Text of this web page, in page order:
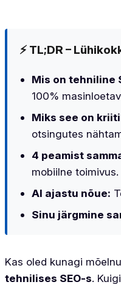
⚡ TL;DR –
Mis on tehniline
100%
Miks see on
otsingutes
4 peamist
mobiilne toimivus.
AI ajastu nõue:
Sinu järgmine
Kas oled kunagi
tehnilises SEO-s.